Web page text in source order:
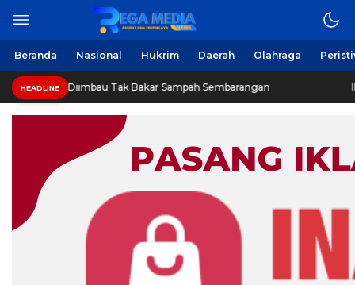
Beranda Nasional Hukrim Daerah Olahraga
HEADLINE
Diimbau Tak Bakar Sampah Sembarangan